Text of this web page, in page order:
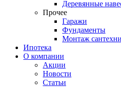
Деревянные
Прочее
Гаражи
Фундаменты
Монтаж
Ипотека
О компании
Акции
Новости
Статьи